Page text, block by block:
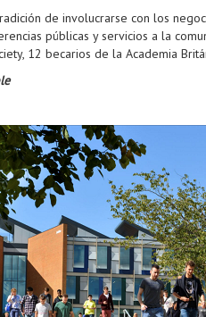
de involucrarse con los
públicas y servicios a la
12 becarios de la Academia